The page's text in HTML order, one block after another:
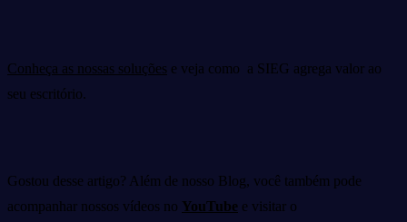
Conheça as nossas soluções e veja como a SIEG agrega valor ao
seu escritório.
Gostou desse artigo? Além de nosso Blog, você também pode
acompanhar nossos vídeos no YouTube e visitar o